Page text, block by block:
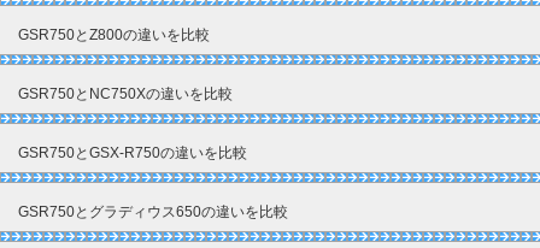
GSR750とZ800の違いを比較
GSR750とNC750Xの違いを比較
GSR750とGSX-R750の違いを比較
GSR750とグラディウス650の違いを比較